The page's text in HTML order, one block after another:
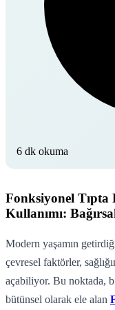
6 dk okuma
Fonksiyonel
Kullanımı:
Modern yaşamın
çevresel faktörler,
açabiliyor. Bu noktada,
bütünsel olarak ele alan